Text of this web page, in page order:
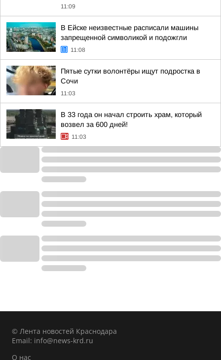
11:09
В Ейске неизвестные расписали машины
запрещенной символикой и подожгли
11:08
Пятые сутки волонтёры ищут подростка в
Сочи
11:03
В 33 года он начал строить храм, который
возвел за 600 дней!
11:03
© Лента новостей Краснодара
Email: info@news-krd.ru
О нас